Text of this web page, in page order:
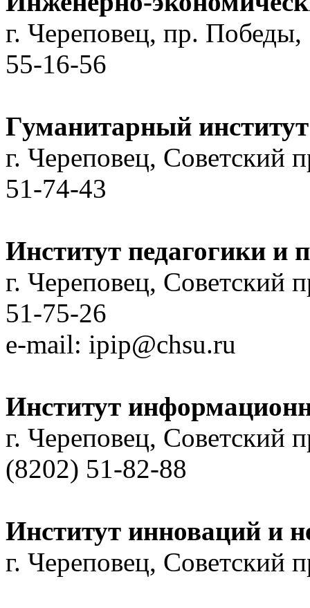
г. Череповец, пр.
55-16-56
Гуманитарный
г. Череповец, Советский
51-74-43
Институт педагогики и
г. Череповец, Советский
51-75-26
e-mail: ipip@chsu.ru
Институт
г. Череповец, Советский
(8202) 51-82-88
Институт инноваций и
г. Череповец, Советский